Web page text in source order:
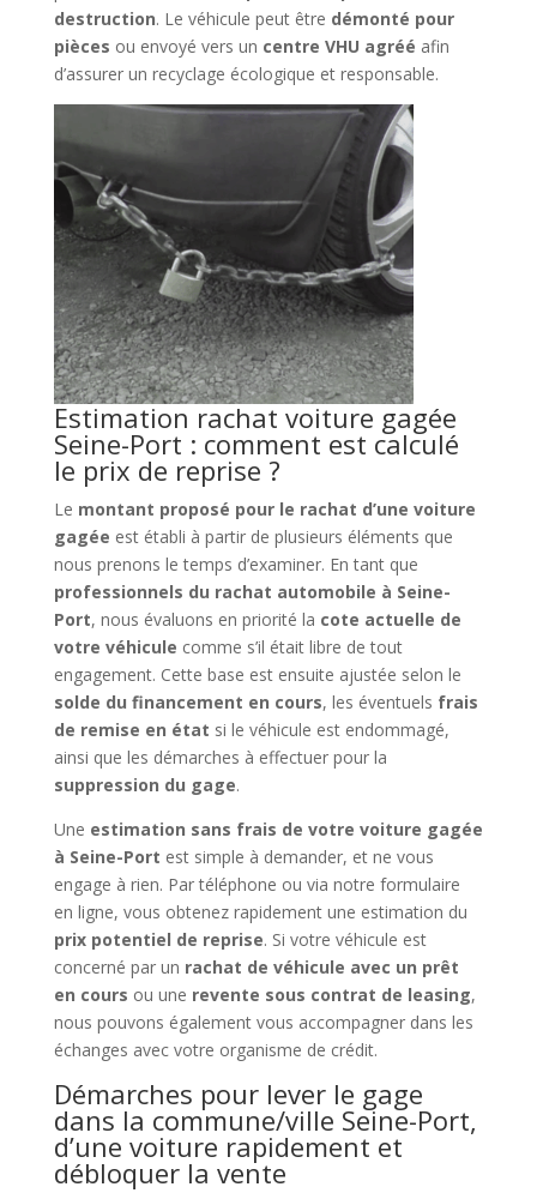
destruction. Le véhicule peut être démonté pour
pièces ou envoyé vers un centre VHU agréé afin
d’assurer un recyclage écologique et responsable.
Estimation rachat voiture gagée
Seine-Port : comment est calculé
le prix de reprise ?
Le montant proposé pour le rachat d’une voiture
gagée est établi à partir de plusieurs éléments que
nous prenons le temps d’examiner. En tant que
professionnels du rachat automobile à Seine-
Port, nous évaluons en priorité la cote actuelle de
votre véhicule comme s’il était libre de tout
engagement. Cette base est ensuite ajustée selon le
solde du financement en cours, les éventuels frais
de remise en état si le véhicule est endommagé,
ainsi que les démarches à effectuer pour la
suppression du gage.
Une estimation sans frais de votre voiture gagée
à Seine-Port est simple à demander, et ne vous
engage à rien. Par téléphone ou via notre formulaire
en ligne, vous obtenez rapidement une estimation du
prix potentiel de reprise. Si votre véhicule est
concerné par un rachat de véhicule avec un prêt
en cours ou une revente sous contrat de leasing,
nous pouvons également vous accompagner dans les
échanges avec votre organisme de crédit.
Démarches pour lever le gage
dans la commune/ville Seine-Port,
d’une voiture rapidement et
débloquer la vente